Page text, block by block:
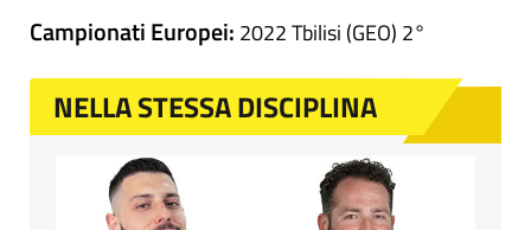
Campionati Europei: 2022 Tbilisi (GEO) 2°
NELLA STESSA DISCIPLINA